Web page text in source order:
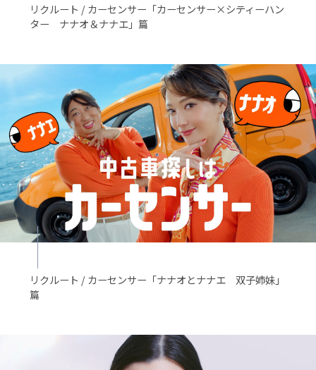
リクルート / カーセンサー「カーセンサー×シティーハン
ター ナナオ＆ナナエ」篇
リクルート / カーセンサー「ナナオとナナエ 双子姉妹」
篇